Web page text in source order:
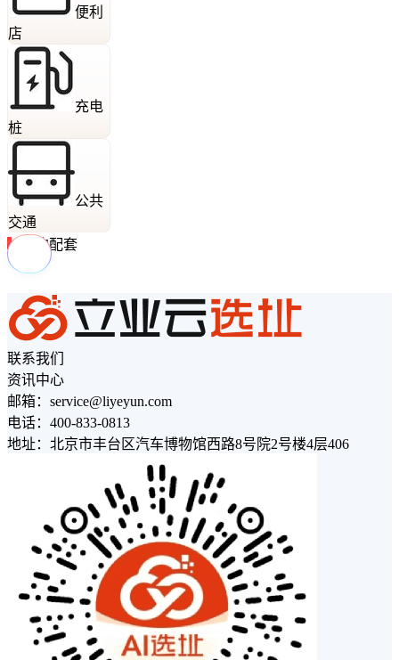
便利
店
充电
桩
公共
交通
周边配套
联系我们
资讯中心
邮箱：service@liyeyun.com
电话：400-833-0813
地址：北京市丰台区汽车博物馆西路8号院2号楼4层406